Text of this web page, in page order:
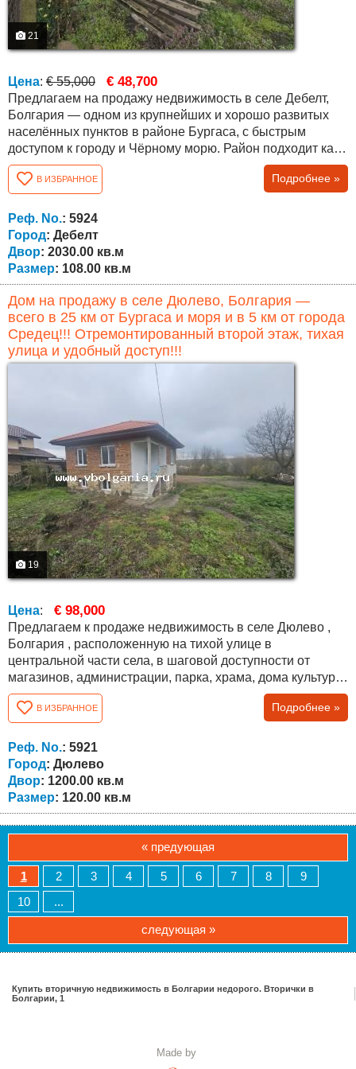
21
Цена: € 55,000 € 48,700
Предлагаем на продажу недвижимость в селе Дебелт,
Болгария — одном из крупнейших и хорошо развитых
населённых пунктов в районе Бургаса, с быстрым
доступом к городу и Чёрному морю. Район подходит как
для постоянного проживания, так и для покупки
недвижимости у моря в Болгарии. Объект расположен в
тихой части села, в сформированной жилой среде, среди
соседей есть иностранцы — англичане, немцы и
В ИЗБРАННОЕ Подробнее »
Реф. No.: 5924
Город: Дебелт
Двор: 2030.00 кв.м
Размер: 108.00 кв.м
Дом на продажу в селе Дюлево, Болгария —
всего в 25 км от Бургаса и моря и в 5 км от города
Средец!!! Отремонтированный второй этаж, тихая
улица и удобный доступ!!!
19
Цена: € 98,000
Предлагаем к продаже недвижимость в селе Дюлево ,
Болгария , расположенную на тихой улице в
центральной части села, в шаговой доступности от
магазинов, администрации, парка, храма, дома культуры
и кафе. До села ведут два разных дороги, оба в
отличном состоянии. Дом двухэтажный, общей
площадью 120 кв.м, с участком 1200 кв.м, ухоженным и
подходящим для сада, отдыха или дополнительной
В ИЗБРАННОЕ Подробнее »
Реф. No.: 5921
Город: Дюлево
Двор: 1200.00 кв.м
Размер: 120.00 кв.м
« предующая
1 2 3 4 5 6 7 8
9
10
...
следующая »
Купить вторичную недвижимость в Болгарии недорого. Вторички в
Болгарии, 1
Made by